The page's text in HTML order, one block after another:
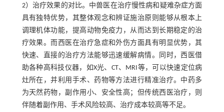
2）治疗效果的对比。中兽医在治疗慢性病和疑难杂症方面
具有独特优势，其整体观念和辨证施治原则能够从根本上
调理机体功能，提高动物免疫力，从而达到长期稳定的治
疗效果。而西医在治疗急症和外伤方面具有明显优势，其
快速、直接的治疗方法能够迅速缓解病情。同时，西医借
助各种高科技仪器，如X光、CT、MRI等，可以快速定位病
灶所在，并利用手术、药物等方法进行精准治疗。中药多
为天然药物，副作用小、安全性高；但传统西医治疗，则
伴随着副作用、手术风险较高、治疗成本较高等不足。